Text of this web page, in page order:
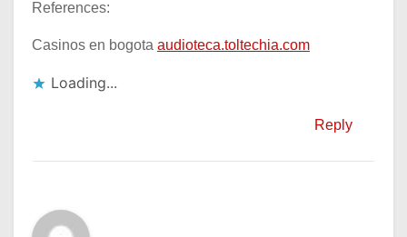
References:
Casinos en bogota audioteca.toltechia.com
Loading...
Reply